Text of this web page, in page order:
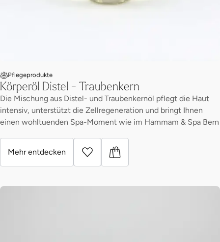
Pflegeprodukte
Körperöl Distel - Traubenkern
Die Mischung aus Distel- und Traubenkernöl pflegt die Haut
intensiv, unterstützt die Zellregeneration und bringt Ihnen
einen wohltuenden Spa-Moment wie im Hammam & Spa Bern
Mehr entdecken